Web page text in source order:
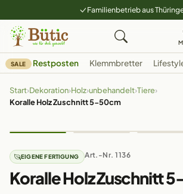
Familienbetrieb aus
SALE Restposten Klemmbretter
Start›Dekoration›Holz›unbehandelt›Tiere›
Koralle Holz Zuschnitt 5-50cm
EIGENE FERTIGUNG Art.-Nr. 1136
Koralle Holz Zuschnitt